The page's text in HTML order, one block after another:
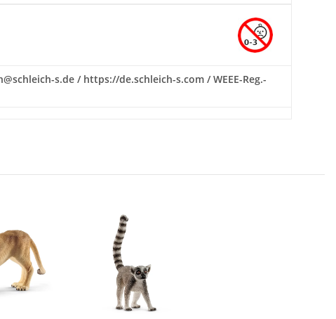
s.de / https://de.schleich-s.com / WEEE-Reg.-